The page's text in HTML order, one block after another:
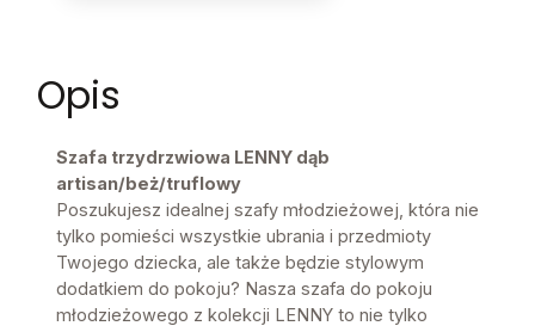
Opis
Szafa trzydrzwiowa LENNY dąb
artisan/beż/truflowy
Poszukujesz idealnej szafy młodzieżowej, która nie
tylko pomieści wszystkie ubrania i przedmioty
Twojego dziecka, ale także będzie stylowym
dodatkiem do pokoju? Nasza szafa do pokoju
młodzieżowego z kolekcji LENNY to nie tylko